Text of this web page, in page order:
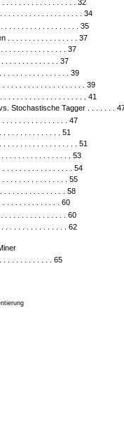
. . . . . . . . . . . . . . . . . 32
. . . . . . . . . . . . . . . . . . . 34
. . . . . . . . . . . . . . . . . . 35
. . . . . . . . . . . . . . . . . 37
. . . . . . . . . . . . . . . 37
. . . . . . . . . . . . . 37
. . . . . . . . . . . . . . . . 39
. . . . . . . . . . . . . . . . . . . 39
. . . . . . . . . . . . . . . . . . . 41
Stochastische Tagger . . . . . . .
. . . . . . . . . . . . . . . 47
. . . . . . . . . . . . . 51
. . . . . . . . . . . . . . . . . 51
. . . . . . . . . . . . . . . . 53
. . . . . . . . . . . . . . . . 54
. . . . . . . . . . . . . . . 55
. . . . . . . . . . . . . . . 58
. . . . . . . . . . . . . 60
. . . . . . . . . . . . . . . 60
. . . . . . . . . . . . . . . 62
. . . . . . . . . . . . 65